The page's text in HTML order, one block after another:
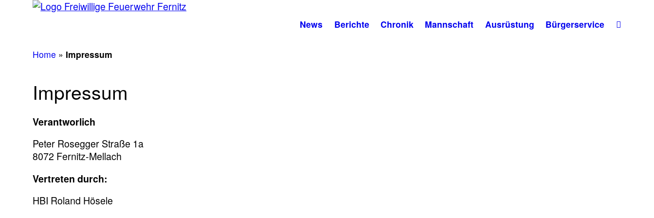
News Berichte Chronik Mannschaft Ausrüstung Bürgerservice
Home » Impressum
Impressum
Verantworlich
Peter Rosegger Straße 1a
8072 Fernitz-Mellach
Vertreten durch:
HBI Roland Hösele